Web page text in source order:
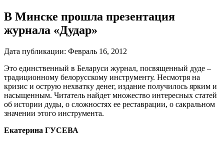
В Минске прошла презентация
журнала «Дудар»
Дата публикации: Февраль 16, 2012
Это единственный в Беларуси журнал, посвященный дуде –
традиционному белорусскому инструменту. Несмотря на
кризис и острую нехватку денег, издание получилось ярким и
насыщенным. Читатель найдет множество интересных статей
об истории дуды, о сложностях ее реставрации, о сакральном
значении этого инструмента.
Екатерина ГУСЕВА